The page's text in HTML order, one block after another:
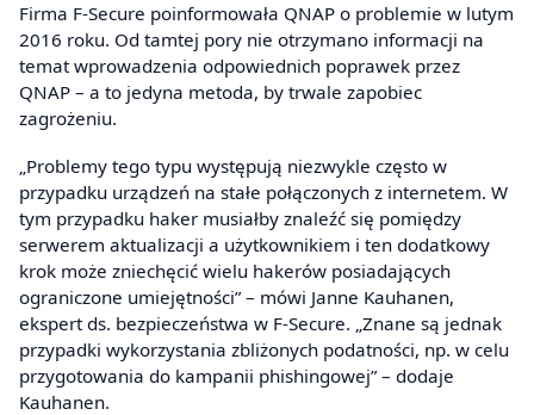
Firma F-Secure poinformowała QNAP o problemie w lutym
2016 roku. Od tamtej pory nie otrzymano informacji na
temat wprowadzenia odpowiednich poprawek przez
QNAP – a to jedyna metoda, by trwale zapobiec
zagrożeniu.
„Problemy tego typu występują niezwykle często w
przypadku urządzeń na stałe połączonych z internetem. W
tym przypadku haker musiałby znaleźć się pomiędzy
serwerem aktualizacji a użytkownikiem i ten dodatkowy
krok może zniechęcić wielu hakerów posiadających
ograniczone umiejętności” – mówi Janne Kauhanen,
ekspert ds. bezpieczeństwa w F-Secure. „Znane są jednak
przypadki wykorzystania zbliżonych podatności, np. w celu
przygotowania do kampanii phishingowej” – dodaje
Kauhanen.